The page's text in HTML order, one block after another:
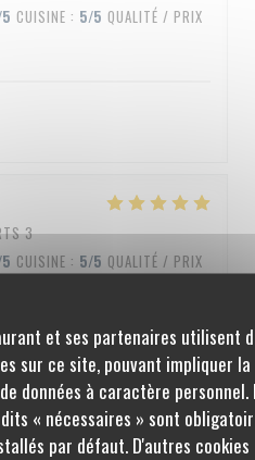
et ses partenaires utilisent
sur ce site, pouvant impliquer la
données à caractère personnel.
« nécessaires » sont
par défaut. D'autres cookies
CUISINE : 5/5 QUALITÉ / PRIX
3
CUISINE : 5/5 QUALITÉ / PRIX
cher quand même